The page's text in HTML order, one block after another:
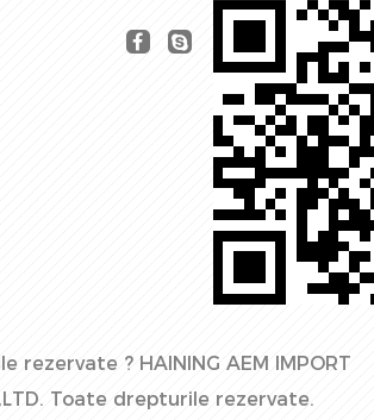
rezervate ? HAINING AEM IMPORT
Toate drepturile rezervate.